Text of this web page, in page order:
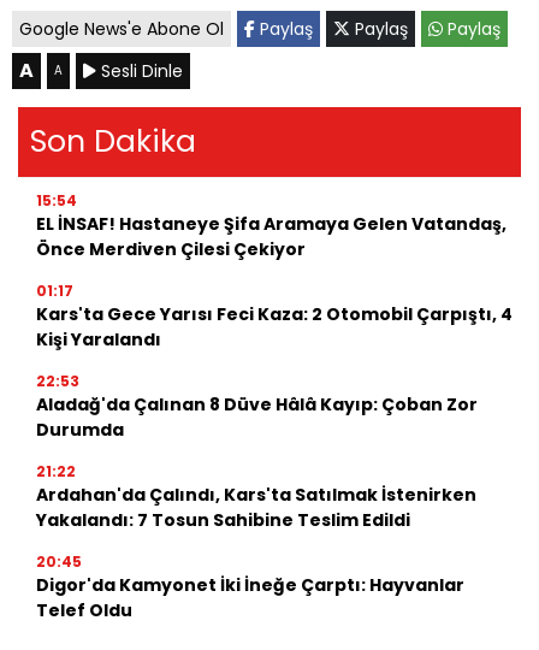
Google News'e Abone Ol Paylaş Paylaş Paylaş
A A Sesli Dinle
Son Dakika
15:54
EL İNSAF! Hastaneye Şifa Aramaya Gelen Vatandaş,
Önce Merdiven Çilesi Çekiyor
01:17
Kars'ta Gece Yarısı Feci Kaza: 2 Otomobil Çarpıştı, 4
Kişi Yaralandı
22:53
Aladağ'da Çalınan 8 Düve Hâlâ Kayıp: Çoban Zor
Durumda
21:22
Ardahan'da Çalındı, Kars'ta Satılmak İstenirken
Yakalandı: 7 Tosun Sahibine Teslim Edildi
20:45
Digor'da Kamyonet İki İneğe Çarptı: Hayvanlar
Telef Oldu